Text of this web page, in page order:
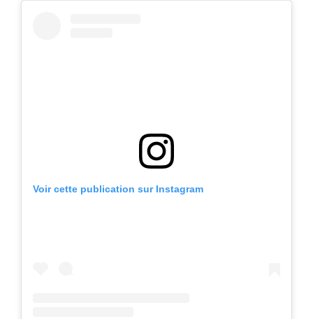
Voir cette publication sur Instagram